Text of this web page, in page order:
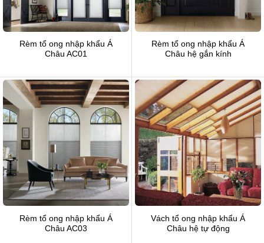
Rèm tổ ong nhập khẩu Á
Châu AC01
Rèm tổ ong nhập khẩu Á
Châu hệ gắn kính
Rèm tổ ong nhập khẩu Á
Châu AC03
Vách tổ ong nhập khẩu Á
Châu hệ tự động